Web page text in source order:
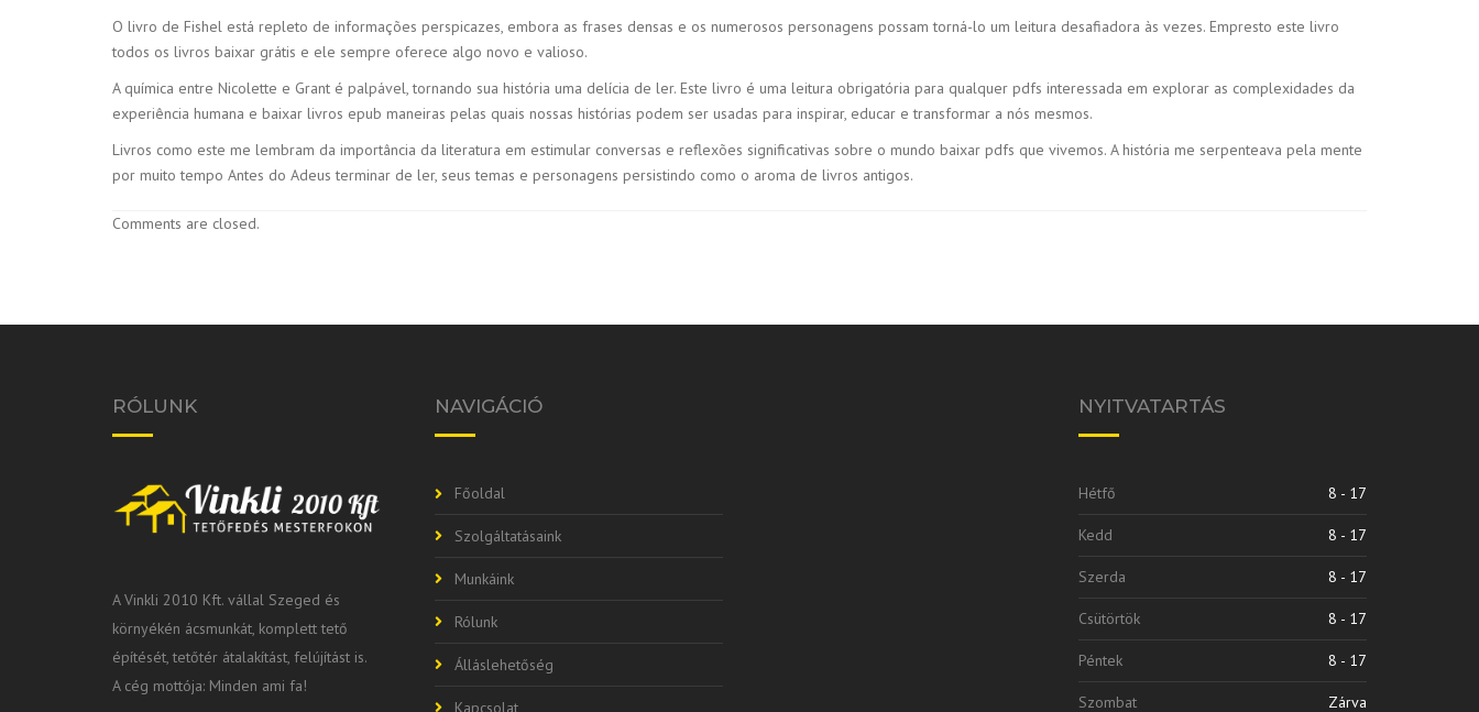
O livro de Fishel está repleto de informações perspicazes, embora as frases densas e os numerosos personagens possam torná-lo um leitura desafiadora às vezes. Empresto este livro
todos os livros baixar grátis e ele sempre oferece algo novo e valioso.
A química entre Nicolette e Grant é palpável, tornando sua história uma delícia de ler. Este livro é uma leitura obrigatória para qualquer pdfs interessada em explorar as complexidades da
experiência humana e baixar livros epub maneiras pelas quais nossas histórias podem ser usadas para inspirar, educar e transformar a nós mesmos.
Livros como este me lembram da importância da literatura em estimular conversas e reflexões significativas sobre o mundo baixar pdfs que vivemos. A história me serpenteava pela mente
por muito tempo Antes do Adeus terminar de ler, seus temas e personagens persistindo como o aroma de livros antigos.
Comments are closed.
RÓLUNK
A Vinkli 2010 Kft. vállal Szeged és
környékén ácsmunkát, komplett tető
építését, tetőtér átalakítást, felújítást is.
A cég mottója: Minden ami fa!
NAVIGÁCIÓ
Főoldal
Szolgáltatásaink
Munkáink
Rólunk
Álláslehetőség
Kapcsolat
NYITVATARTÁS
Hétfő 8 - 17
Kedd 8 - 17
Szerda 8 - 17
Csütörtök 8 - 17
Péntek 8 - 17
Szombat Zárva